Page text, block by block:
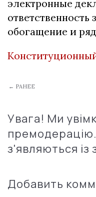
электронные
ответственность
обогащение и
← РАНЕЕ
Увага! Ми
з'являються
Добавить